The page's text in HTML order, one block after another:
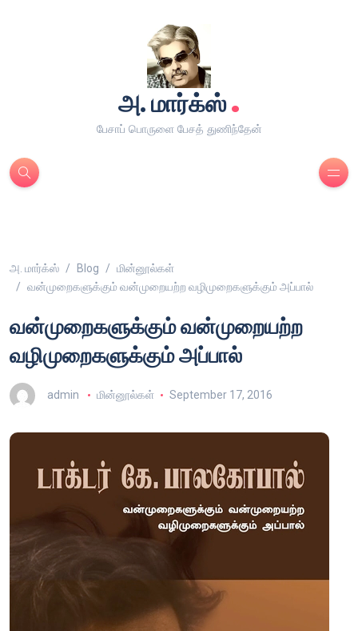
அ. மார்க்ஸ்.
பேசாப் பொருளை பேசத் துணிந்தேன்
அ. மார்க்ஸ் Blog
மின்னூல்கள்
வன்முறைகளுக்கும் வன்முறையற்ற வழிமுறைகளுக்கும் அப்பால்
வன்முறைகளுக்கும் வன்முறையற்ற
வழிமுறைகளுக்கும் அப்பால்
admin மின்னூல்கள் September 17, 2016